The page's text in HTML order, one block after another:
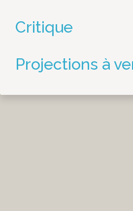
Critique
Projections à